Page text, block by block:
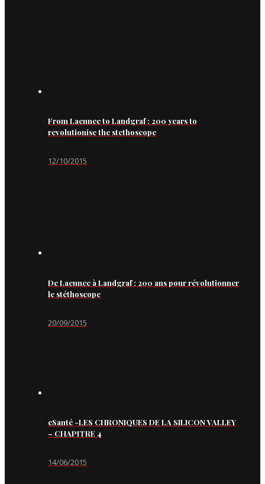
From Laennec to Landgraf : 200 years to
revolutionise the stethoscope
12/10/2015
De Laennec à Landgraf : 200 ans pour révolutionner
le stéthoscope
20/09/2015
eSanté -LES CHRONIQUES DE LA SILICON VALLEY
– CHAPITRE 4
14/06/2015